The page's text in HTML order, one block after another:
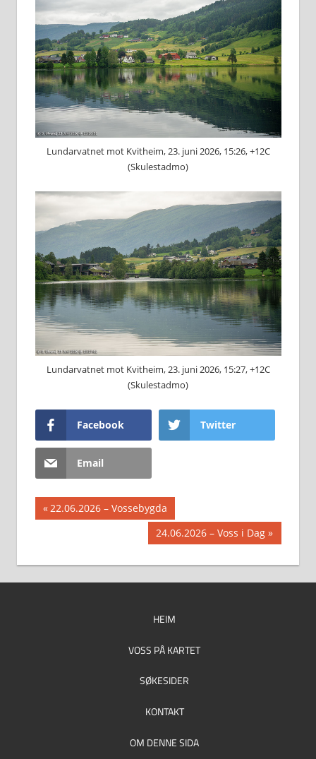
Lundarvatnet mot Kvitheim, 23. juni 2026, 15:26, +12C
(Skulestadmo)
Lundarvatnet mot Kvitheim, 23. juni 2026, 15:27, +12C
(Skulestadmo)
Facebook Twitter
Email
Innleggsnavigasjon
Previous
Post:
22.06.2026 – Vossebygda
Next
24.06.2026 – Voss i Dag
HEIM
VOSS PÅ KARTET
SØKESIDER
KONTAKT
OM DENNE SIDA